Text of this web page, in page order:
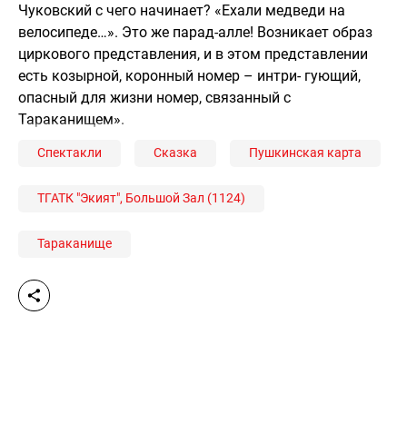
Чуковский с чего начинает? «Ехали медведи на
велосипеде…». Это же парад-алле! Возникает образ
циркового представления, и в этом представлении
есть козырной, коронный номер – интри- гующий,
опасный для жизни номер, связанный с
Тараканищем».
Спектакли Сказка Пушкинская карта
ТГАТК "Экият", Большой Зал (1124)
Тараканище